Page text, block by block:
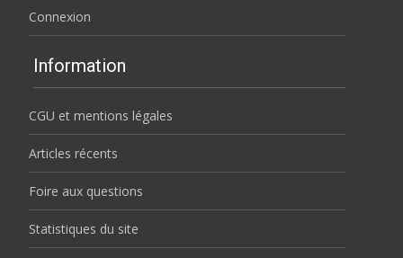
Connexion
Information
CGU et mentions légales
Articles récents
Foire aux questions
Statistiques du site